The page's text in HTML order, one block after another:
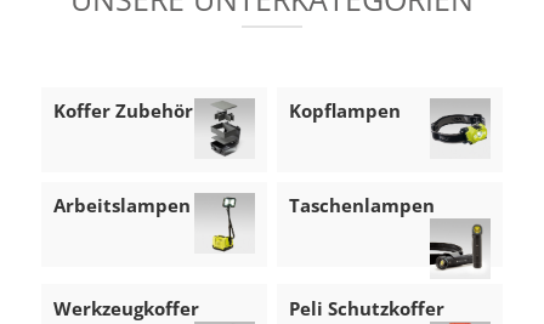
Koffer Zubehör Kopflampen
Arbeitslampen Taschenlampen
Werkzeugkoffer Peli Schutzkoffer